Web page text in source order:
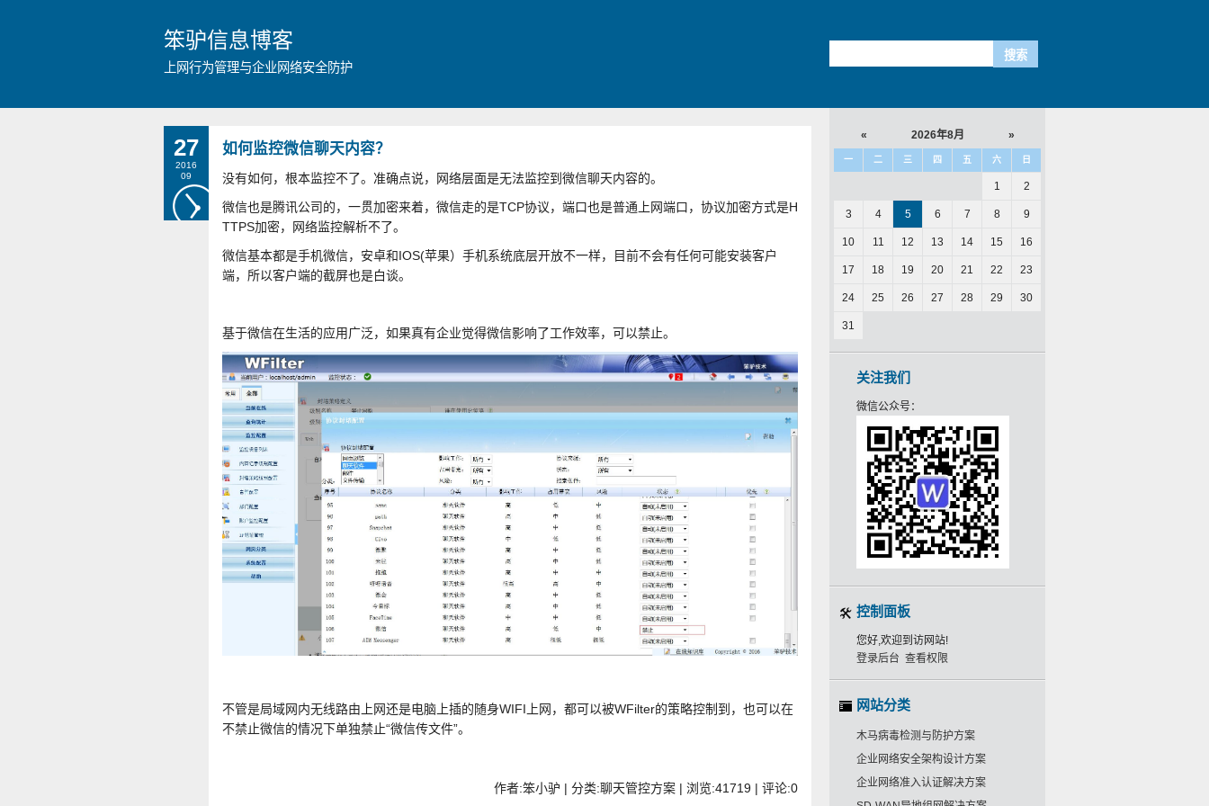
笨驴信息博客
上网行为管理与企业网络安全防护
27
2016
09
如何监控微信聊天内容？
没有如何，根本监控不了。准确点说，网络层面是无法监控到微信聊天内容的。
微信也是腾讯公司的，一贯加密来着，微信走的是TCP协议，端口也是普通上网端口，协议加密方式是H
TTPS加密，网络监控解析不了。
微信基本都是手机微信，安卓和IOS(苹果）手机系统底层开放不一样，目前不会有任何可能安装客户
端，所以客户端的截屏也是白谈。
基于微信在生活的应用广泛，如果真有企业觉得微信影响了工作效率，可以禁止。
不管是局域网内无线路由上网还是电脑上插的随身WIFI上网，都可以被WFilter的策略控制到，也可以在
不禁止微信的情况下单独禁止“微信传文件”。
作者:笨小驴 | 分类:聊天管控方案 | 浏览:41719 | 评论:0
« 2026年8月 »
一 二 三 四 五 六 日
1 2
3 4 5 6 7 8 9
10 11 12 13 14 15 16
17 18 19 20 21 22 23
24 25 26 27 28 29 30
31
关注我们
微信公众号：
控制面板
您好,欢迎到访网站!
登录后台 查看权限
网站分类
木马病毒检测与防护方案
企业网络安全架构设计方案
企业网络准入认证解决方案